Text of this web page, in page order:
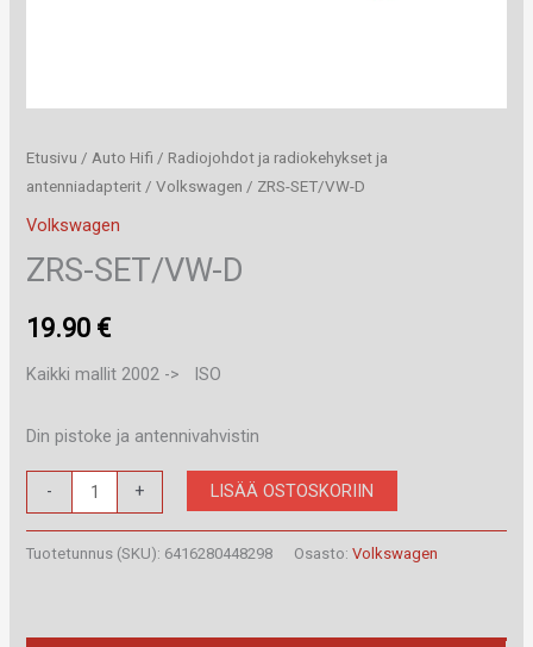
Etusivu / Auto Hifi / Radiojohdot ja radiokehykset ja
antenniadapterit /Volkswagen / ZRS-SET/VW-D
Volkswagen
ZRS-SET/VW-D
19.90 €
Kaikki mallit 2002 -> ISO
Din pistoke ja antennivahvistin
-
SET/VW-
D
+ LISÄÄ OSTOSKORIIN
Tuotetunnus (SKU): 6416280448298 Osasto:Volkswagen